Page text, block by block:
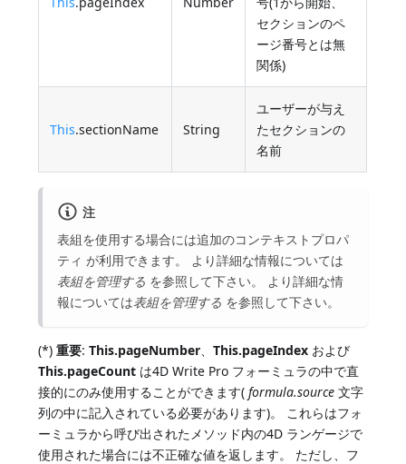
セクションのペ
ージ番号とは無
関係)
This.sectionName String
ユーザーが与え
たセクションの
名前
注
表組を使用する場合には追加のコンテキストプロパ
ティ が利用できます。 より詳細な情報については
表組を管理する を参照して下さい。 より詳細な情
報については表組を管理する を参照して下さい。
(*)重要:This.pageNumber、This.pageIndex および
This.pageCount は4D Write Pro フォーミュラの中で直
接的にのみ使用することができます(formula.source 文字
列の中に記入されている必要があります)。 これらはフォ
ーミュラから呼び出されたメソッド内の4D ランゲージで
使用された場合には不正確な値を返します。 ただし、フ